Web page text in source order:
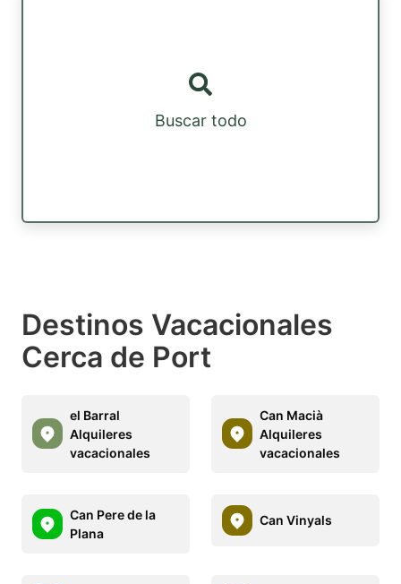
Buscar todo
Destinos Vacacionales
Cerca de Port
el Barral
Alquileres
vacacionales
Can Macià
Alquileres
vacacionales
Can Pere de la
Plana
Can Vinyals